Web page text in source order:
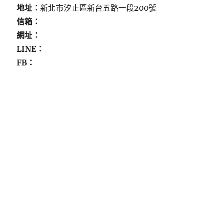
地址：新北市汐止區新台五路一段200號
信箱：
網址：
LINE：
FB：